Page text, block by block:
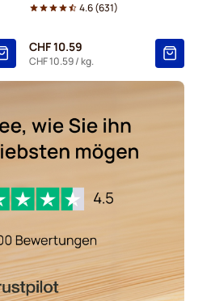
4.6(631)
CHF 10.59
CHF 10.59/ kg.